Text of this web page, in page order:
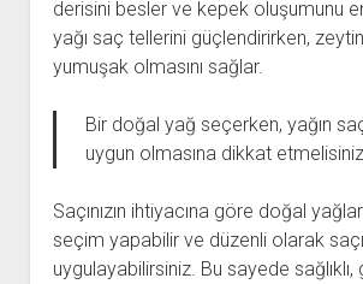
derisini besler ve kepek oluşumunu
yağı saç tellerini güçlendirirken,
yumuşak olmasını sağlar.
Bir doğal yağ seçerken, yağın
uygun olmasına dikkat etmelisiniz.
Saçınızın ihtiyacına göre doğal
seçim yapabilir ve düzenli olarak
uygulayabilirsiniz. Bu sayede